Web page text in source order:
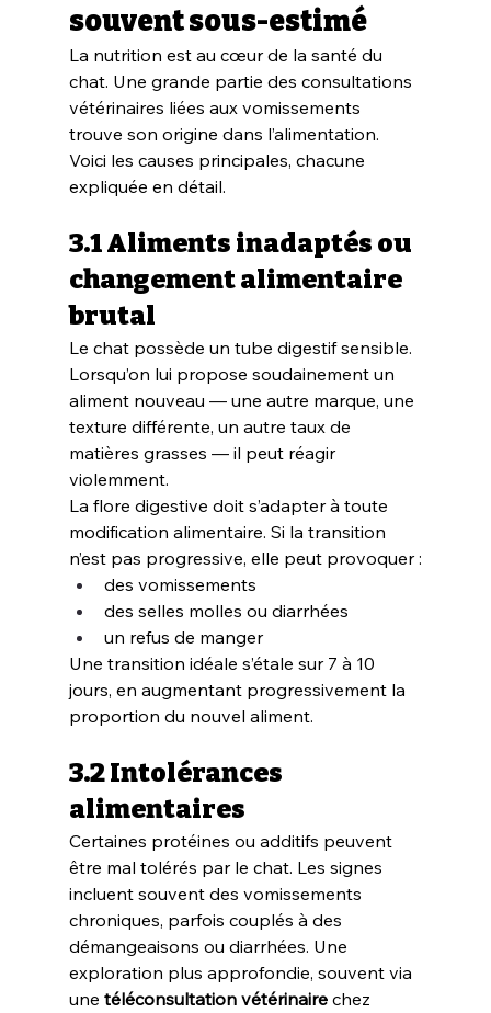
souvent sous-estimé
La nutrition est au cœur de la santé du
chat. Une grande partie des consultations
vétérinaires liées aux vomissements
trouve son origine dans l’alimentation.
Voici les causes principales, chacune
expliquée en détail.
3.1 Aliments inadaptés ou
changement alimentaire
brutal
Le chat possède un tube digestif sensible.
Lorsqu’on lui propose soudainement un
aliment nouveau — une autre marque, une
texture différente, un autre taux de
matières grasses — il peut réagir
violemment.
La flore digestive doit s’adapter à toute
modification alimentaire. Si la transition
n’est pas progressive, elle peut provoquer :
des vomissements
des selles molles ou diarrhées
un refus de manger
Une transition idéale s’étale sur 7 à 10
jours, en augmentant progressivement la
proportion du nouvel aliment.
3.2 Intolérances
alimentaires
Certaines protéines ou additifs peuvent
être mal tolérés par le chat. Les signes
incluent souvent des vomissements
chroniques, parfois couplés à des
démangeaisons ou diarrhées. Une
exploration plus approfondie, souvent via
une téléconsultation vétérinaire chez